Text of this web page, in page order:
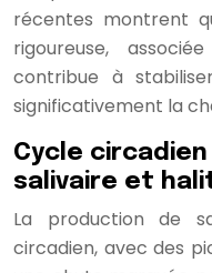
récentes montrent
rigoureuse,
contribue à
significativement la
Cycle
salivaire et
La production de
circadien, avec des